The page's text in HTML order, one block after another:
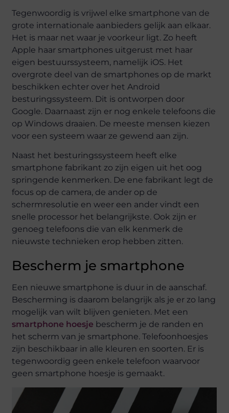
Tegenwoordig is vrijwel elke smartphone van de
grote internationale aanbieders gelijk aan elkaar.
Het is maar net waar je voorkeur ligt. Zo heeft
Apple haar smartphones uitgerust met haar
eigen bestuurssysteem, namelijk iOS. Het
overgrote deel van de smartphones op de markt
beschikken echter over het Android
besturingssysteem. Dit is ontworpen door
Google. Daarnaast zijn er nog enkele telefoons die
op Windows draaien. De meeste mensen kiezen
voor een systeem waar ze gewend aan zijn.
Naast het besturingssysteem heeft elke
smartphone fabrikant zo zijn eigen uit het oog
springende kenmerken. De ene fabrikant legt de
focus op de camera, de ander op de
schermresolutie en weer een ander vindt een
snelle processor het belangrijkste. Ook zijn er
genoeg telefoons die van elk kenmerk de
nieuwste technieken erop hebben zitten.
Bescherm je smartphone
Een nieuwe smartphone is duur in de aanschaf.
Bescherming is daarom belangrijk als je er zo lang
mogelijk van wilt blijven genieten. Met een
smartphone hoesje bescherm je de randen en
het scherm van je smartphone. Telefoonhoesjes
zijn beschikbaar in alle kleuren en soorten. Er is
tegenwoordig geen enkele telefoon waarvoor
geen smartphone hoesje is gemaakt.